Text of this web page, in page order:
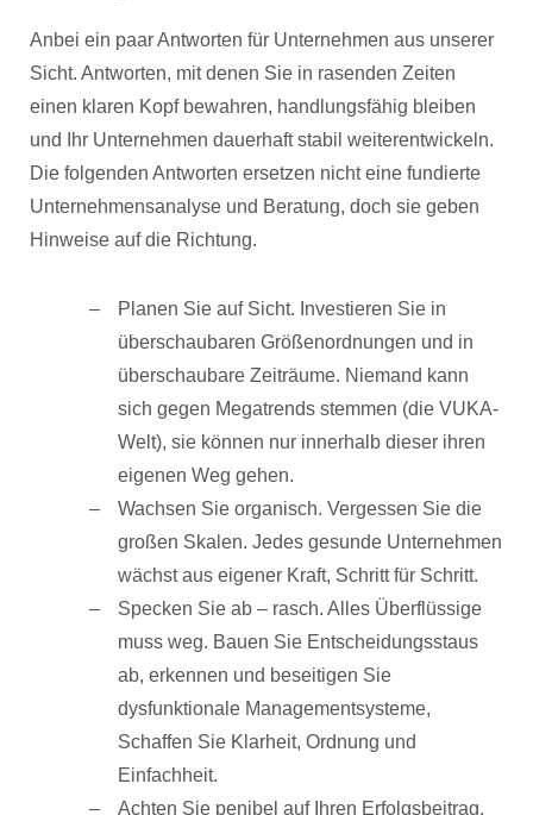
Anbei ein paar Antworten für Unternehmen aus unserer
Sicht. Antworten, mit denen Sie in rasenden Zeiten
einen klaren Kopf bewahren, handlungsfähig bleiben
und Ihr Unternehmen dauerhaft stabil weiterentwickeln.
Die folgenden Antworten ersetzen nicht eine fundierte
Unternehmensanalyse und Beratung, doch sie geben
Hinweise auf die Richtung.
Planen Sie auf Sicht. Investieren Sie in
überschaubaren Größenordnungen und in
überschaubare Zeiträume. Niemand kann
sich gegen Megatrends stemmen (die VUKA-
Welt), sie können nur innerhalb dieser ihren
eigenen Weg gehen.
Wachsen Sie organisch. Vergessen Sie die
großen Skalen. Jedes gesunde Unternehmen
wächst aus eigener Kraft, Schritt für Schritt.
Specken Sie ab – rasch. Alles Überflüssige
muss weg. Bauen Sie Entscheidungsstaus
ab, erkennen und beseitigen Sie
dysfunktionale Managementsysteme,
Schaffen Sie Klarheit, Ordnung und
Einfachheit.
Achten Sie penibel auf Ihren Erfolgsbeitrag.